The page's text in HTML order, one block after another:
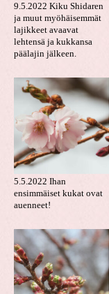
9.5.2022 Kiku Shidaren
ja muut myöhäisemmät
lajikkeet avaavat
lehtensä ja kukkansa
päälajin jälkeen.
5.5.2022 Ihan
ensimmäiset kukat ovat
auenneet!